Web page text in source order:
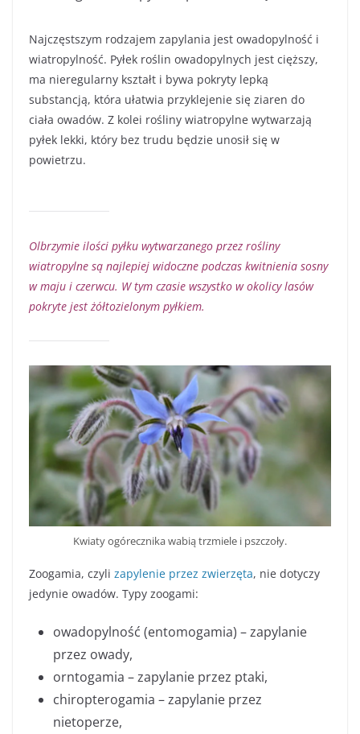
Najczęstszym rodzajem zapylania jest owadopylność i
wiatropylność. Pyłek roślin owadopylnych jest cięższy,
ma nieregularny kształt i bywa pokryty lepką
substancją, która ułatwia przyklejenie się ziaren do
ciała owadów. Z kolei rośliny wiatropylne wytwarzają
pyłek lekki, który bez trudu będzie unosił się w
powietrzu.
Olbrzymie ilości pyłku wytwarzanego przez rośliny
wiatropylne są najlepiej widoczne podczas kwitnienia sosny
w maju i czerwcu. W tym czasie wszystko w okolicy lasów
pokryte jest żółtozielonym pyłkiem.
Kwiaty ogórecznika wabią trzmiele i pszczoły.
Zoogamia, czyli zapylenie przez zwierzęta, nie dotyczy
jedynie owadów. Typy zoogami:
owadopylność (entomogamia) – zapylanie
przez owady,
orntogamia – zapylanie przez ptaki,
chiropterogamia – zapylanie przez
nietoperze,